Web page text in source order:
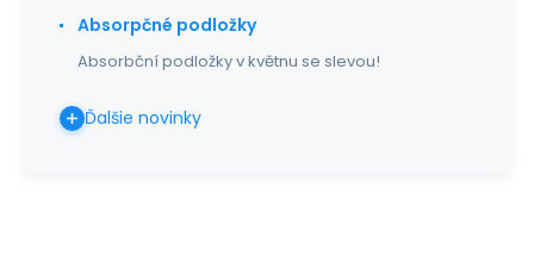
Absorpčné podložky
Absorbční podložky v květnu se slevou!
Ďalšie novinky